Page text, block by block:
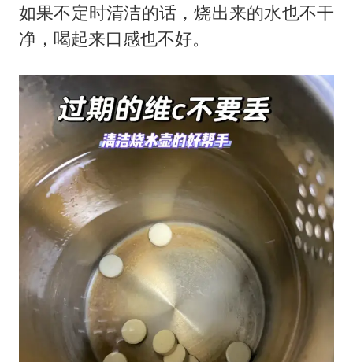
如果不定时清洁的话，烧出来的水也不干
净，喝起来口感也不好。